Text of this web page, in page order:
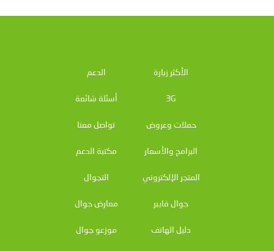
الأكثر زيارة
3G
حملات وعروض
البرامج والأسعار
المتجر الإلكتروني
جوال فايبر
دليل الهاتف
الدعم
أسئلة شائعة
تواصل معنا
مكتبة الدعم
التجوال
معارض جوال
موزعو جوال